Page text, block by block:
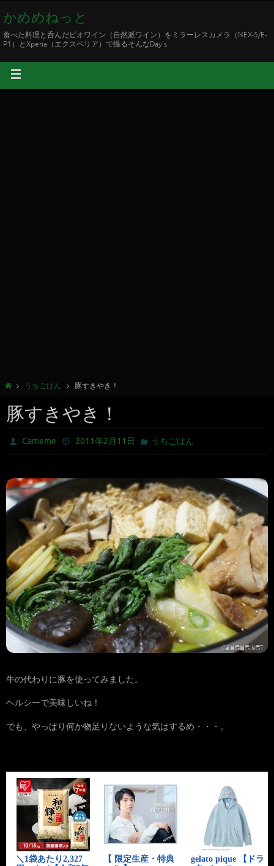
かめめねっと
食べた料理と呑んだビオワイン（自然派ワイン）をミラーレスカメラ（NEX-5/E-
P1）とXperia（エクスペリア）で撮るそんなDay's
うちごはん 豚すきやき！
豚すきやき！
Cameme 2011年2月11日 うちごはん
牛の代わりに豚を使ってみました。
ヘルシーで美味しいね！
でも、やっぱり何か物足りないような気はするめ・・・。